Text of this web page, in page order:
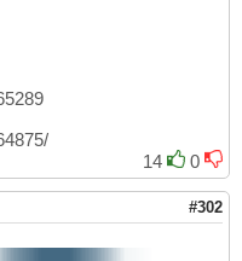
14
0
#302